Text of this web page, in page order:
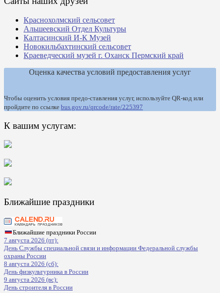
Краснохолмский сельсовет
Альшеевский Отдел Культуры
Калтасинский И-К Музей
Новокильбахтинский сельсовет
Краеведческий музей г. Оханск Пермский край
Оценка качества условий предоставления услуг
Чтобы оценить условия предо-ставления услуг, используйте QR-код или
пройдите по ссылке bus.gov.ru/qrcode/rate/225397
К вашим услугам:
Ближайшие праздники
Ближайшие праздники России
7 августа 2026 (пт):
День Службы специальной связи и информации Федеральной службы
охраны России
8 августа 2026 (сб):
День физкультурника в России
9 августа 2026 (вс):
День строителя в России